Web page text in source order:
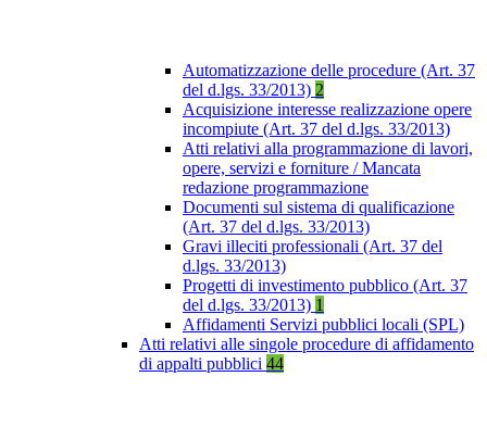
Automatizzazione delle procedure (Art. 37
del d.lgs. 33/2013) 2
Acquisizione interesse realizzazione opere
incompiute (Art. 37 del d.lgs. 33/2013)
Atti relativi alla programmazione di lavori,
opere, servizi e forniture / Mancata
redazione programmazione
Documenti sul sistema di qualificazione
(Art. 37 del d.lgs. 33/2013)
Gravi illeciti professionali (Art. 37 del
d.lgs. 33/2013)
Progetti di investimento pubblico (Art. 37
del d.lgs. 33/2013) 1
Affidamenti Servizi pubblici locali (SPL)
Atti relativi alle singole procedure di affidamento
di appalti pubblici 44